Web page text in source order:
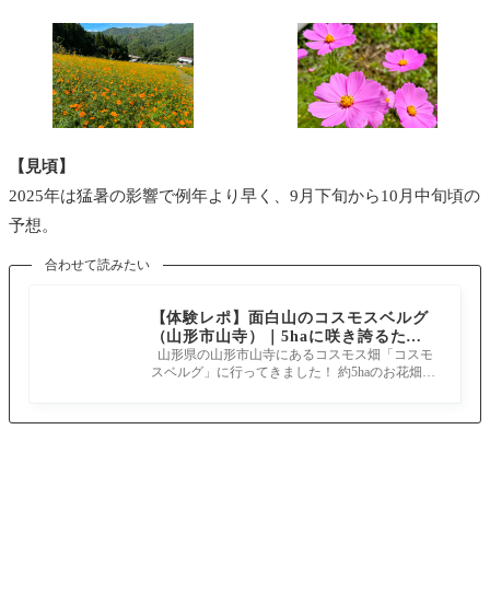
【見頃】
2025年は猛暑の影響で例年より早く、9月下旬から10月中旬頃の
予想。
合わせて読みたい
【体験レポ】面白山のコスモスベルグ
（山形市山寺）｜5haに咲き誇るたく
さんのコスモス！
山形県の山形市山寺にあるコスモス畑「コスモ
スベルグ」に行ってきました！ 約5haのお花畑